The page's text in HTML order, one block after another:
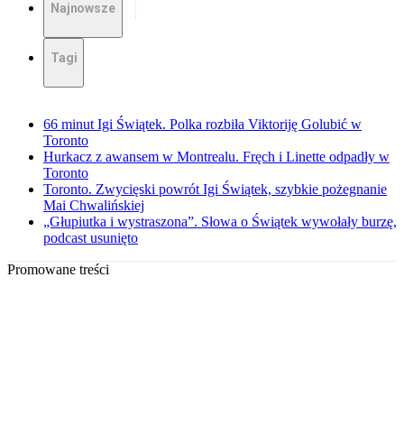
Najnowsze
Tagi
66 minut Igi Świątek. Polka rozbiła Viktoriję Golubić w
Toronto
Hurkacz z awansem w Montrealu. Fręch i Linette odpadły w
Toronto
Toronto. Zwycięski powrót Igi Świątek, szybkie pożegnanie
Mai Chwalińskiej
„Głupiutka i wystraszona”. Słowa o Świątek wywołały burzę,
podcast usunięto
Promowane treści